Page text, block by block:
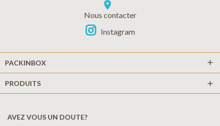
location_on
Nous contacter
Instagram
PACKINBOX add
PRODUITS add
AVEZ VOUS UN DOUTE?